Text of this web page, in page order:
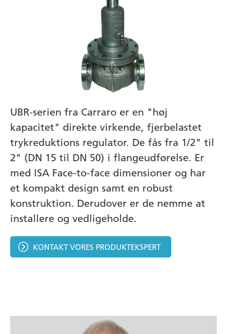
UBR-serien fra Carraro er en "høj
kapacitet" direkte virkende, fjerbelastet
trykreduktions regulator. De fås fra 1/2" til
2" (DN 15 til DN 50) i flangeudførelse. Er
med ISA Face-to-face dimensioner og har
et kompakt design samt en robust
konstruktion. Derudover er de nemme at
installere og vedligeholde.
KONTAKT VORES PRODUKTEKSPERT